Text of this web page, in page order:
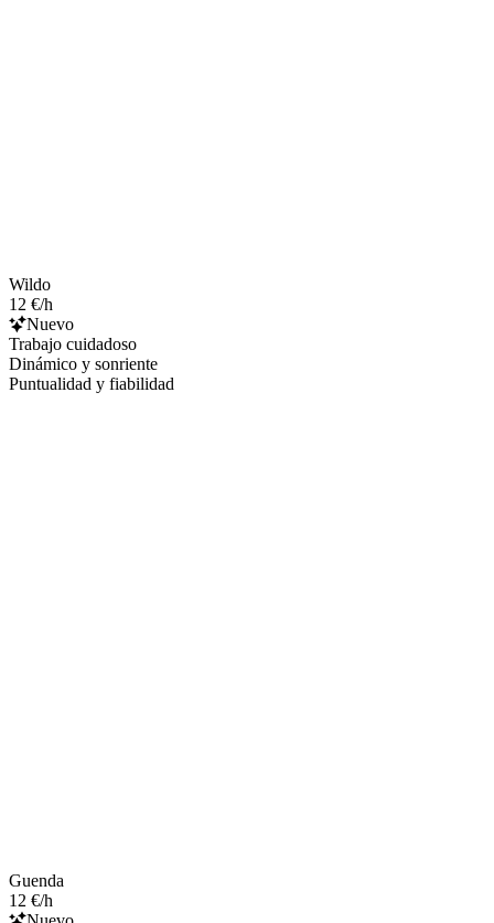
Wildo
12 €/h
Nuevo
Trabajo cuidadoso
Dinámico y sonriente
Puntualidad y fiabilidad
Guenda
12 €/h